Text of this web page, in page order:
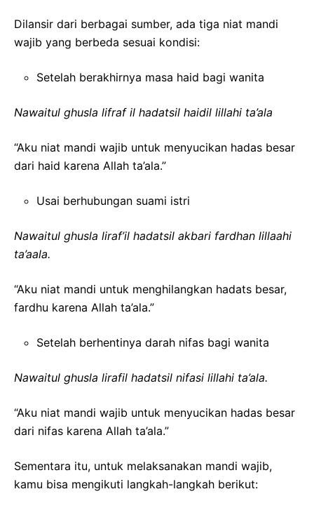
Dilansir dari berbagai sumber, ada tiga niat mandi
wajib yang berbeda sesuai kondisi:
Setelah berakhirnya masa haid bagi wanita
Nawaitul ghusla lifraf il hadatsil haidil lillahi ta’ala
“Aku niat mandi wajib untuk menyucikan hadas besar
dari haid karena Allah ta’ala.”
Usai berhubungan suami istri
Nawaitul ghusla liraf’il hadatsil akbari fardhan lillaahi
ta’aala.
“Aku niat mandi untuk menghilangkan hadats besar,
fardhu karena Allah ta’ala.”
Setelah berhentinya darah nifas bagi wanita
Nawaitul ghusla lirafil hadatsil nifasi lillahi ta’ala.
“Aku niat mandi wajib untuk menyucikan hadas besar
dari nifas karena Allah ta’ala.”
Sementara itu, untuk melaksanakan mandi wajib,
kamu bisa mengikuti langkah-langkah berikut: